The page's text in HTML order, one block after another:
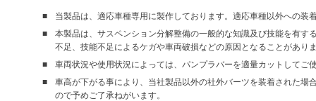
当製品は、適応車種専用に製作しております。適応車種以外への
本製品は、サスペンション分解整備の一般的な知識及び技能を有
不足、技能不足によるケガや車両破損などの原因となることがあり
車両状況や使用状況によっては、パンプラバーを適量カットしてご
車高が下がる事により、当社製品以外の社外バーツを装着された
ので予めご了承ねがいます。